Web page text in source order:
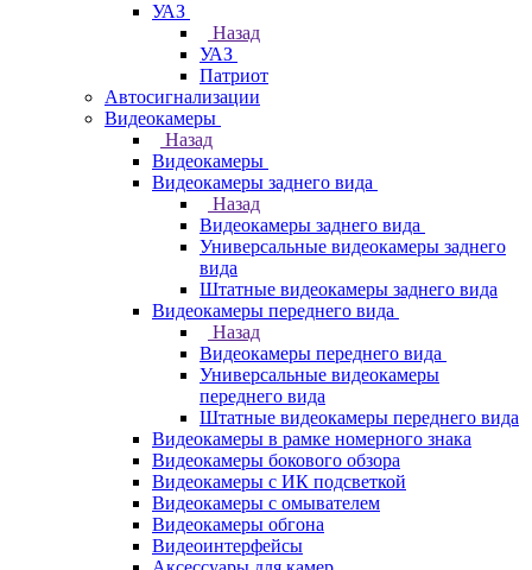
УАЗ
Назад
УАЗ
Патриот
Автосигнализации
Видеокамеры
Назад
Видеокамеры
Видеокамеры заднего вида
Назад
Видеокамеры заднего вида
Универсальные видеокамеры заднего
вида
Штатные видеокамеры заднего вида
Видеокамеры переднего вида
Назад
Видеокамеры переднего вида
Универсальные видеокамеры
переднего вида
Штатные видеокамеры переднего вида
Видеокамеры в рамке номерного знака
Видеокамеры бокового обзора
Видеокамеры с ИК подсветкой
Видеокамеры с омывателем
Видеокамеры обгона
Видеоинтерфейсы